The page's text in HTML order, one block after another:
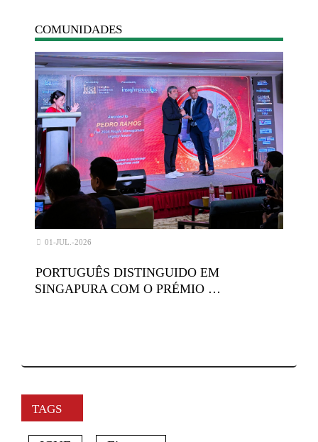
COMUNIDADES
01-JUL.-2026
PORTUGUÊS DISTINGUIDO EM
SINGAPURA COM O PRÉMIO …
TAGS